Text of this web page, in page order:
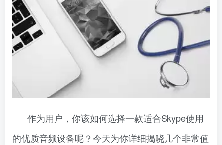
作为用户，你该如何选择一款适合Skype使用
的优质音频设备呢？今天为你详细揭晓几个非常值